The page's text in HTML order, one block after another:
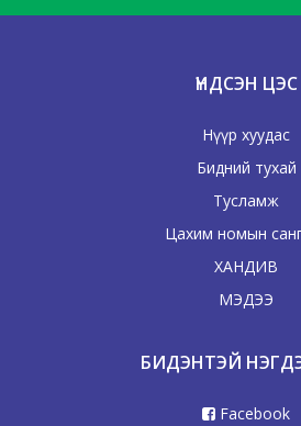
ҮНДСЭН ЦЭС
Нүүр хуудас
Бидний тухай
Тусламж
Цахим номын
ХАНДИВ
МЭДЭЭ
БИДЭНТЭЙ
Facebook